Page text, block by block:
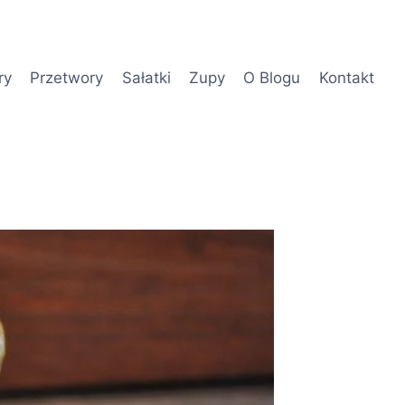
Przetwory Sałatki Zupy O Blogu Kontakt